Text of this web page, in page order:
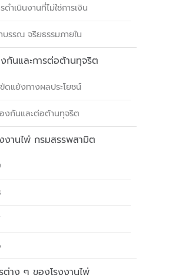
ดำเนินงานที่ไม่ใช่การเงิน
บรรณ จริยธรรมภายใน
กันและการต่อต้านทุจริต
ดแย้งทางผลประโยชน์
งกันและต่อต้านทุจริต
งานไพ่ กรมสรรพสามิต
ต่าง ๆ ของโรงงานไพ่